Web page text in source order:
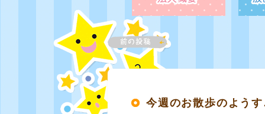
今週のお散歩のよう